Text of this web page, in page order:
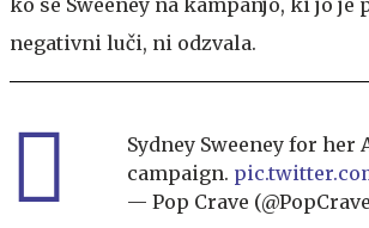
negativni luči, ni odzvala.
Sydney Sweeney for her
campaign.
— Pop Crave